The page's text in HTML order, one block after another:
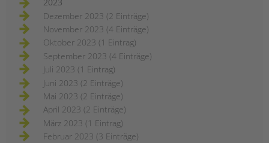
2023
Dezember 2023 (2 Einträge)
November 2023 (4 Einträge)
Oktober 2023 (1 Eintrag)
September 2023 (4 Einträge)
Juli 2023 (1 Eintrag)
Juni 2023 (2 Einträge)
Mai 2023 (2 Einträge)
April 2023 (2 Einträge)
März 2023 (1 Eintrag)
Februar 2023 (3 Einträge)